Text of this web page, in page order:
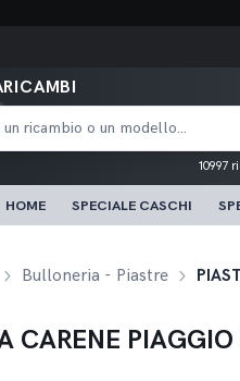
10997
HOME SPECIALE CASCHI
Bulloneria - Piastre
CARENE